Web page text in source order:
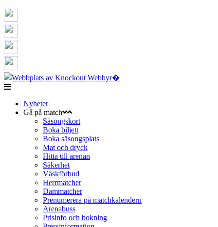
Nyheter
Gå på match
Säsongskort
Boka biljett
Boka säsongsplats
Mat och dryck
Hitta till arenan
Säkerhet
Väskförbud
Herrmatcher
Dammatcher
Prenumerera på matchkalendern
Arenabuss
Prisinfo och bokning